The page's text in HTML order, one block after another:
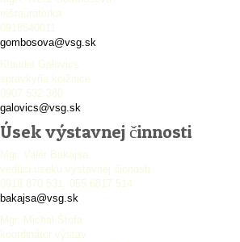
reštaurátorka
0918540011
gombosova@vsg.sk
Klaudia Galovics
správkyňa knižnice
0907 532 380
galovics@vsg.sk
Úsek výstavnej činnosti
Mgr. Valér Bakajsa
vedúci úseku výstavnej činnosti
0918 870 531, 055 6817 514
bakajsa@vsg.sk
Mgr. Michal Štofa
koordinátor výstav